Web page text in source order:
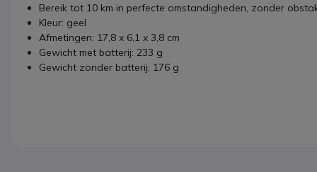
Bereik tot 10 km in perfecte omstandigheden, zonder
Kleur: geel
Afmetingen: 17,8 x 6,1 x 3,8 cm
Gewicht met batterij: 233 g
Gewicht zonder batterij: 176 g